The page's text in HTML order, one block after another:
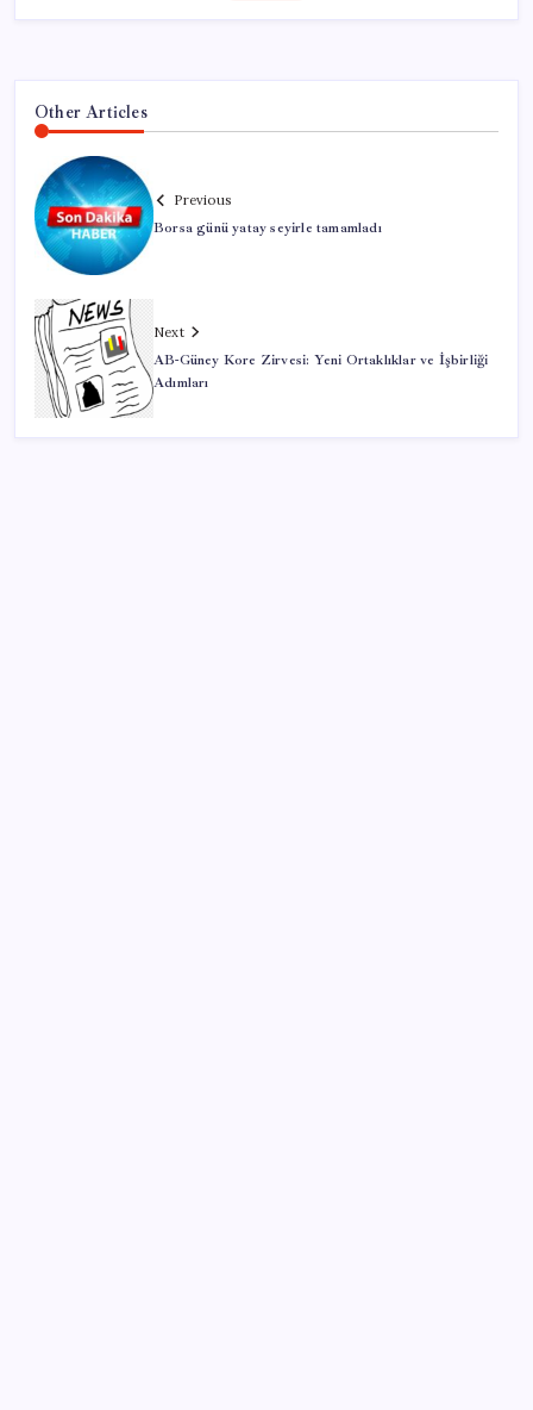
Other Articles
Previous
Borsa günü yatay seyirle tamamladı
Next
AB-Güney Kore Zirvesi: Yeni Ortaklıklar ve İşbirliği
Adımları